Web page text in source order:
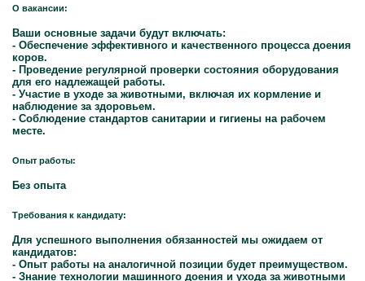
О вакансии:
Ваши основные задачи будут включать:
- Обеспечение эффективного и качественного процесса доения
коров.
- Проведение регулярной проверки состояния оборудования
для его надлежащей работы.
- Участие в уходе за животными, включая их кормление и
наблюдение за здоровьем.
- Соблюдение стандартов санитарии и гигиены на рабочем
месте.
Опыт работы:
Без опыта
Требования к кандидату:
Для успешного выполнения обязанностей мы ожидаем от
кандидатов:
- Опыт работы на аналогичной позиции будет преимуществом.
- Знание технологии машинного доения и ухода за животными